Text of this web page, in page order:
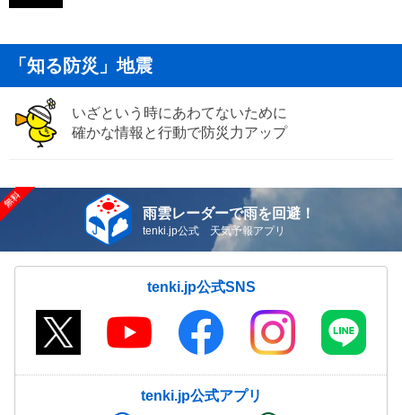
「知る防災」地震
いざという時にあわてないために
確かな情報と行動で防災力アップ
雨雲レーダーで雨を回避！
tenki.jp公式 天気予報アプリ
tenki.jp公式SNS
tenki.jp公式アプリ